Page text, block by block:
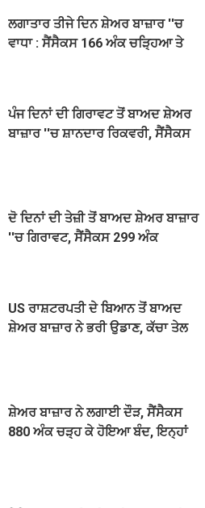
ਲਗਾਤਾਰ ਤੀਜੇ ਦਿਨ ਸ਼ੇਅਰ ਬਾਜ਼ਾਰ ''ਚ
ਵਾਧਾ : ਸੈਂਸੈਕਸ 166 ਅੰਕ ਚੜ੍ਹਿਆ ਤੇ
ਪੰਜ ਦਿਨਾਂ ਦੀ ਗਿਰਾਵਟ ਤੋਂ ਬਾਅਦ ਸ਼ੇਅਰ
ਬਾਜ਼ਾਰ ''ਚ ਸ਼ਾਨਦਾਰ ਰਿਕਵਰੀ, ਸੈਂਸੈਕਸ
ਦੋ ਦਿਨਾਂ ਦੀ ਤੇਜ਼ੀ ਤੋਂ ਬਾਅਦ ਸ਼ੇਅਰ ਬਾਜ਼ਾਰ
''ਚ ਗਿਰਾਵਟ, ਸੈਂਸੈਕਸ 299 ਅੰਕ
US ਰਾਸ਼ਟਰਪਤੀ ਦੇ ਬਿਆਨ ਤੋਂ ਬਾਅਦ
ਸ਼ੇਅਰ ਬਾਜ਼ਾਰ ਨੇ ਭਰੀ ਉਡਾਣ, ਕੱਚਾ ਤੇਲ
ਸ਼ੇਅਰ ਬਾਜ਼ਾਰ ਨੇ ਲਗਾਈ ਦੌੜ, ਸੈਂਸੈਕਸ
880 ਅੰਕ ਚੜ੍ਹ ਕੇ ਹੋਇਆ ਬੰਦ, ਇਨ੍ਹਾਂ